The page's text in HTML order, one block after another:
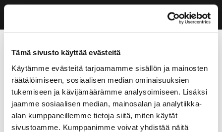
Tämä sivusto käyttää evästeitä
Käytämme evästeitä tarjoamamme sisällön ja mainosten
räätälöimiseen, sosiaalisen median ominaisuuksien
tukemiseen ja kävijämäärämme analysoimiseen. Lisäksi
jaamme sosiaalisen median, mainosalan ja analytiikka-
alan kumppaneillemme tietoja siitä, miten käytät
sivustoamme. Kumppanimme voivat yhdistää näitä